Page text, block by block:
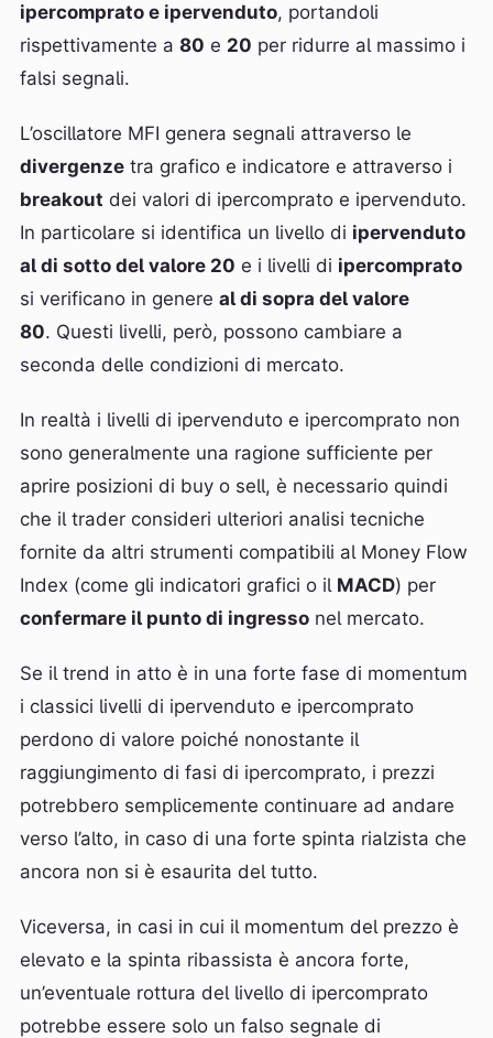
ipercomprato e ipervenduto, portandoli
rispettivamente a 80 e 20 per ridurre al massimo i
falsi segnali.
L’oscillatore MFI genera segnali attraverso le
divergenze tra grafico e indicatore e attraverso i
breakout dei valori di ipercomprato e ipervenduto.
In particolare si identifica un livello di ipervenduto
al di sotto del valore 20 e i livelli di ipercomprato
si verificano in genere al di sopra del valore
80. Questi livelli, però, possono cambiare a
seconda delle condizioni di mercato.
In realtà i livelli di ipervenduto e ipercomprato non
sono generalmente una ragione sufficiente per
aprire posizioni di buy o sell, è necessario quindi
che il trader consideri ulteriori analisi tecniche
fornite da altri strumenti compatibili al Money Flow
Index (come gli indicatori grafici o il MACD) per
confermare il punto di ingresso nel mercato.
Se il trend in atto è in una forte fase di momentum
i classici livelli di ipervenduto e ipercomprato
perdono di valore poiché nonostante il
raggiungimento di fasi di ipercomprato, i prezzi
potrebbero semplicemente continuare ad andare
verso l’alto, in caso di una forte spinta rialzista che
ancora non si è esaurita del tutto.
Viceversa, in casi in cui il momentum del prezzo è
elevato e la spinta ribassista è ancora forte,
un’eventuale rottura del livello di ipercomprato
potrebbe essere solo un falso segnale di